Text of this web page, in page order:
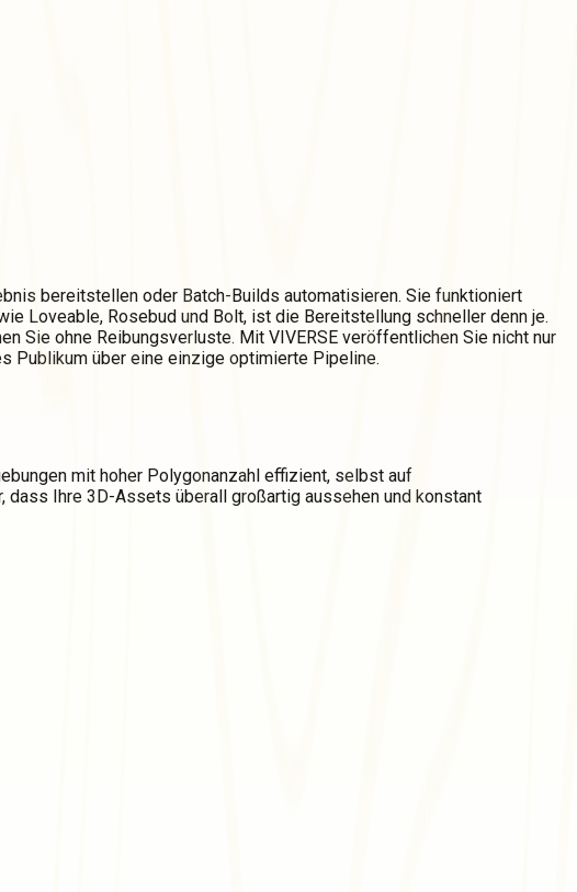
bereitstellen oder Batch-Builds automatisieren. Sie funktioniert
Loveable, Rosebud und Bolt, ist die Bereitstellung schneller denn je.
Sie ohne Reibungsverluste. Mit VIVERSE veröffentlichen Sie nicht nur
Publikum über eine einzige optimierte Pipeline.
mit hoher Polygonanzahl effizient, selbst auf
Ihre 3D-Assets überall großartig aussehen und konstant